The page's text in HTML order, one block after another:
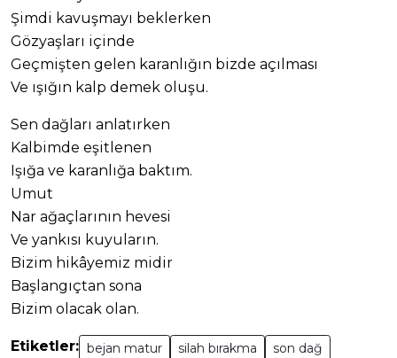
Şimdi kavuşmayı beklerken
Gözyaşları içinde
Geçmişten gelen karanlığın bizde açılması
Ve ışığın kalp demek oluşu.
Sen dağları anlatırken
Kalbimde eşitlenen
Işığa ve karanlığa baktım.
Umut
Nar ağaçlarının hevesi
Ve yankısı kuyuların.
Bizim hikâyemiz midir
Başlangıçtan sona
Bizim olacak olan.
Etiketler: bejan matur silah bırakma son dağ